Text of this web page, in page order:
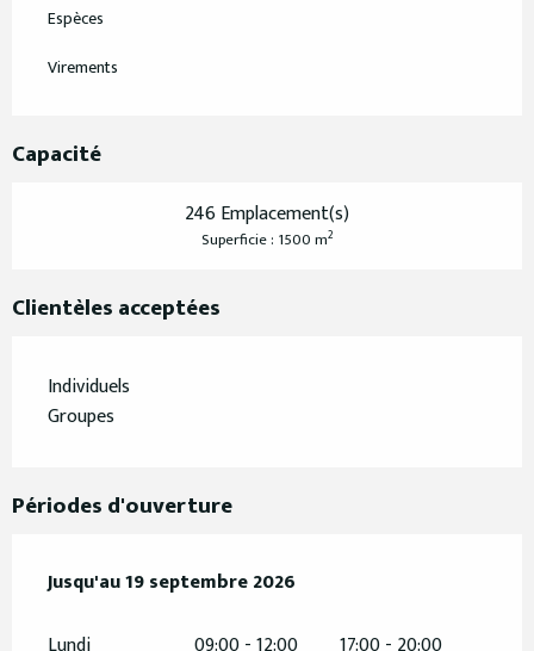
Espèces
Virements
Capacité
246 Emplacement(s)
Superficie : 1500 m2
Clientèles acceptées
Individuels
Groupes
Périodes d'ouverture
Du2 mai 2026au19 septembre 2026
Jusqu'au19 septembre 2026